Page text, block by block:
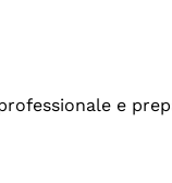
e